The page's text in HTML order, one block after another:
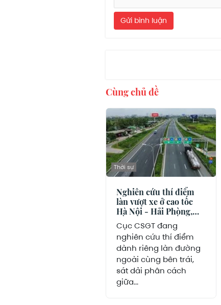
Gửi bình luận
Cùng chủ đề
Thời sự
Nghiên cứu thí điểm
làn vượt xe ở cao tốc
Hà Nội - Hải Phòng,
Cầu Giẽ - Cao Bồ
Cục CSGT đang
nghiên cứu thí điểm
dành riêng làn đường
ngoài cùng bên trái,
sát dải phân cách
giữa...